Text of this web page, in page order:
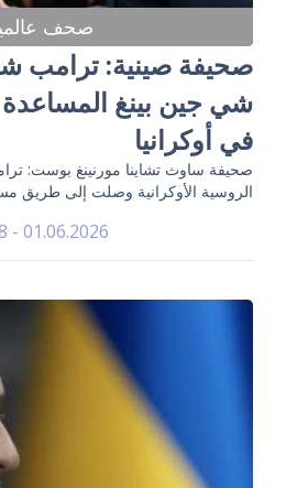
صحف
صحيفة صينية: ترامب
شي جين بينغ
في أوكرانيا
صحيفة ساوث تشاينا مورنينغ بوست:
الروسية الأوكرانية وصلت إلى طريق
01.06.2026 - 18:38